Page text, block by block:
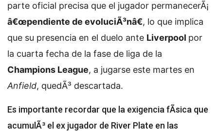
parte oficial precisa que el jugador permanecerÃ¡
â€œpendiente de evoluciÃ³nâ€, lo que implica
que su presencia en el duelo ante Liverpool por
la cuarta fecha de la fase de liga de la
Champions League, a jugarse este martes en
Anfield, quedÃ³ descartada.
Es importante recordar que la exigencia fÃ­sica que
acumulÃ³ el ex jugador de River Plate en las